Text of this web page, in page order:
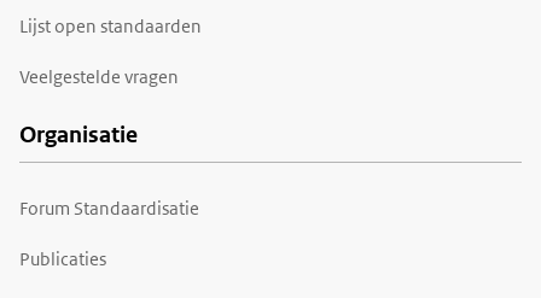
Lijst open standaarden
Veelgestelde vragen
Organisatie
Forum Standaardisatie
Publicaties